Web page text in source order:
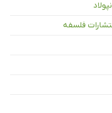
فلسفه